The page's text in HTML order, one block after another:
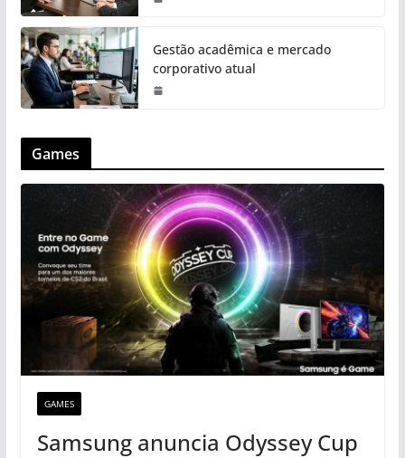
Gestão acadêmica e mercado
corporativo atual
Games
GAMES
Samsung anuncia Odyssey Cup